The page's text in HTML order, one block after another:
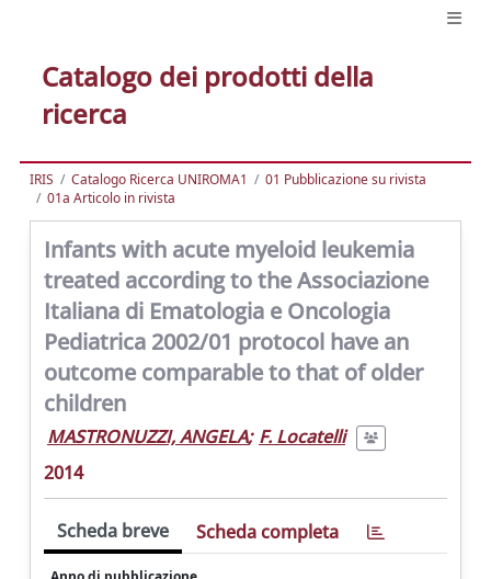
Catalogo dei prodotti della
ricerca
IRIS Catalogo Ricerca UNIROMA1
01 Pubblicazione su rivista
01a Articolo in rivista
Infants with acute myeloid leukemia
treated according to the Associazione
Italiana di Ematologia e Oncologia
Pediatrica 2002/01 protocol have an
outcome comparable to that of older
children
MASTRONUZZI, ANGELA; F. Locatelli
2014
Scheda breve Scheda completa